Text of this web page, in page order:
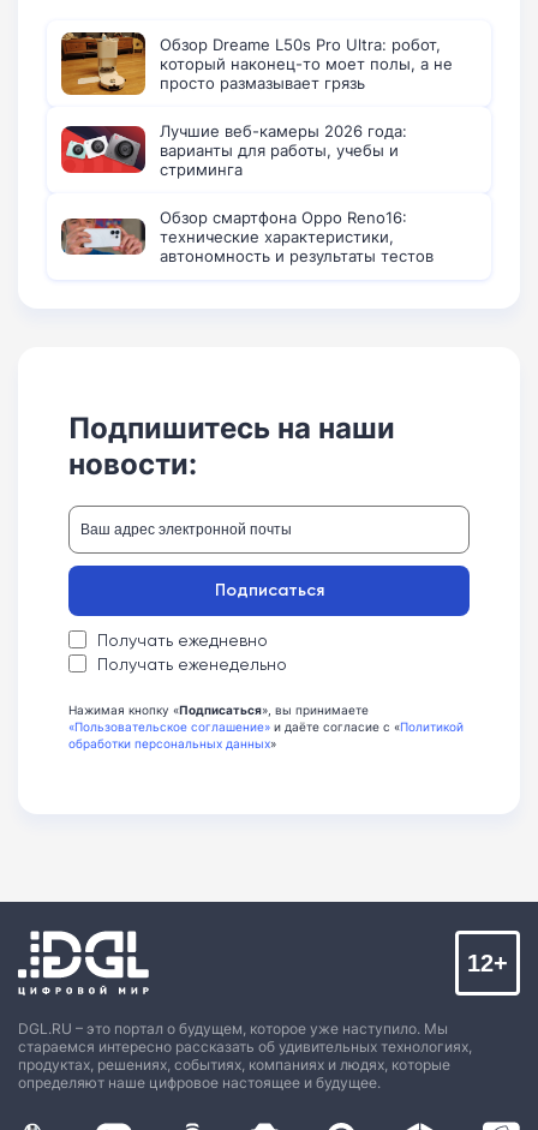
Обзор Dreame L50s Pro Ultra: робот,
который наконец-то моет полы, а не
просто размазывает грязь
Лучшие веб-камеры 2026 года:
варианты для работы, учебы и
стриминга
Обзор смартфона Oppo Reno16:
технические характеристики,
автономность и результаты тестов
Подпишитесь на наши
новости:
Получать ежедневно
Получать еженедельно
Подписаться
Нажимая кнопку «Подписаться», вы принимаете
«Пользовательское соглашение» и даёте согласие с «Политикой
обработки персональных данных»
DGL.RU – это портал о будущем, которое уже наступило. Мы
стараемся интересно рассказать об удивительных технологиях,
продуктах, решениях, событиях, компаниях и людях, которые
определяют наше цифровое настоящее и будущее.
12+